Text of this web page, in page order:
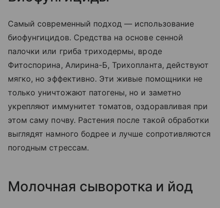
Самый современный подход — использование
биофунгицидов. Средства на основе сенной
палочки или гриба триходермы, вроде
Фитоспорина, Алирина-Б, Трихопланта, действуют
мягко, но эффективно. Эти живые помощники не
только уничтожают патогены, но и заметно
укрепляют иммунитет томатов, оздоравливая при
этом саму почву. Растения после такой обработки
выглядят намного бодрее и лучше сопротивляются
погодным стрессам.
Молочная сыворотка и йод